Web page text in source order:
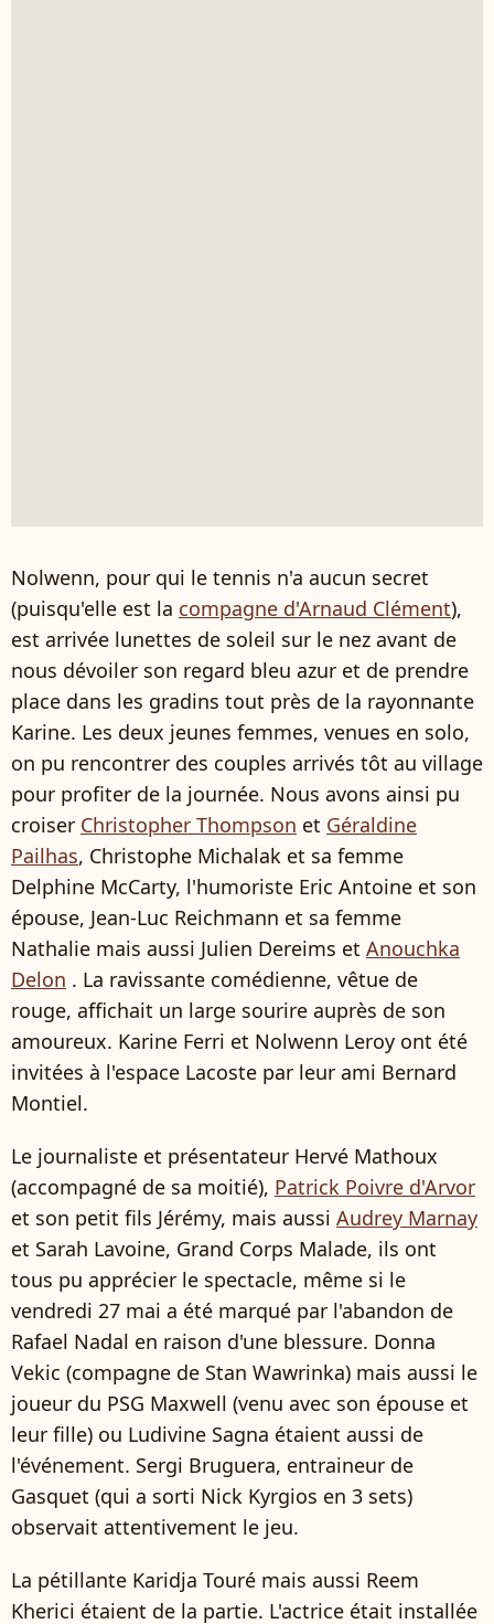
Nolwenn, pour qui le tennis n'a aucun secret
(puisqu'elle est la compagne d'Arnaud Clément),
est arrivée lunettes de soleil sur le nez avant de
nous dévoiler son regard bleu azur et de prendre
place dans les gradins tout près de la rayonnante
Karine. Les deux jeunes femmes, venues en solo,
on pu rencontrer des couples arrivés tôt au village
pour profiter de la journée. Nous avons ainsi pu
croiser Christopher Thompson et Géraldine
Pailhas, Christophe Michalak et sa femme
Delphine McCarty, l'humoriste Eric Antoine et son
épouse, Jean-Luc Reichmann et sa femme
Nathalie mais aussi Julien Dereims et Anouchka
Delon . La ravissante comédienne, vêtue de
rouge, affichait un large sourire auprès de son
amoureux. Karine Ferri et Nolwenn Leroy ont été
invitées à l'espace Lacoste par leur ami Bernard
Montiel.
Le journaliste et présentateur Hervé Mathoux
(accompagné de sa moitié), Patrick Poivre d'Arvor
et son petit fils Jérémy, mais aussi Audrey Marnay
et Sarah Lavoine, Grand Corps Malade, ils ont
tous pu apprécier le spectacle, même si le
vendredi 27 mai a été marqué par l'abandon de
Rafael Nadal en raison d'une blessure. Donna
Vekic (compagne de Stan Wawrinka) mais aussi le
joueur du PSG Maxwell (venu avec son épouse et
leur fille) ou Ludivine Sagna étaient aussi de
l'événement. Sergi Bruguera, entraineur de
Gasquet (qui a sorti Nick Kyrgios en 3 sets)
observait attentivement le jeu.
La pétillante Karidja Touré mais aussi Reem
Kherici étaient de la partie. L'actrice était installée